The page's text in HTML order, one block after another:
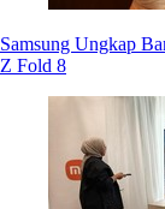
Samsung Ungkap
Z Fold 8